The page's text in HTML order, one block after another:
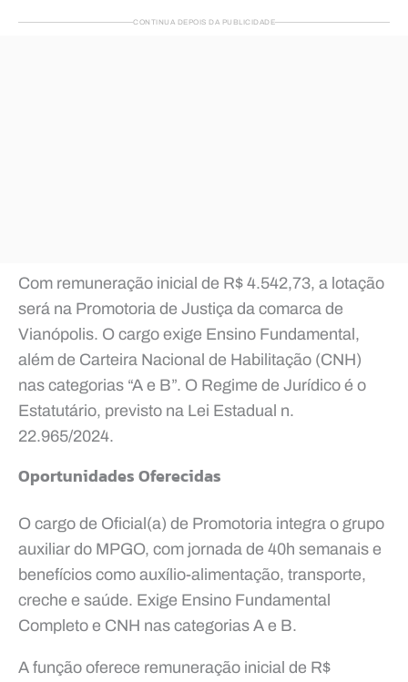
CONTINUA DEPOIS DA PUBLICIDADE
Com remuneração inicial de R$ 4.542,73, a lotação
será na Promotoria de Justiça da comarca de
Vianópolis. O cargo exige Ensino Fundamental,
além de Carteira Nacional de Habilitação (CNH)
nas categorias “A e B”. O Regime de Jurídico é o
Estatutário, previsto na Lei Estadual n.
22.965/2024.
Oportunidades Oferecidas
O cargo de Oficial(a) de Promotoria integra o grupo
auxiliar do MPGO, com jornada de 40h semanais e
benefícios como auxílio-alimentação, transporte,
creche e saúde. Exige Ensino Fundamental
Completo e CNH nas categorias A e B.
A função oferece remuneração inicial de R$